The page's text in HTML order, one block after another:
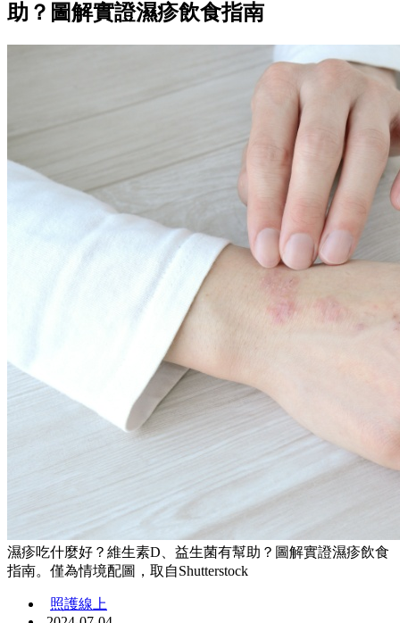
助？圖解實證濕疹飲食指南
濕疹吃什麼好？維生素D、益生菌有幫助？圖解實證濕疹飲食
指南。僅為情境配圖，取自Shutterstock
照護線上